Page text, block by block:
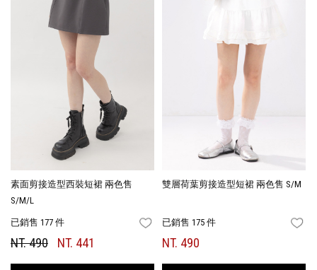
素面剪接造型西裝短裙 兩色售
S/M/L
已銷售 177 件 FAVORITES
NT. 490 NT. 441
雙層荷葉剪接造型短裙 兩色售 S/M
已銷售 175 件
NT. 490